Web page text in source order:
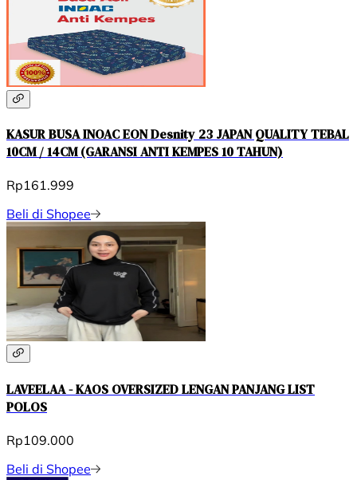
KASUR BUSA INOAC EON Desnity 23 JAPAN QUALITY TEBAL
10CM / 14CM (GARANSI ANTI KEMPES 10 TAHUN)
Rp161.999
Beli di Shopee
LAVEELAA - KAOS OVERSIZED LENGAN PANJANG LIST
POLOS
Rp109.000
Beli di Shopee